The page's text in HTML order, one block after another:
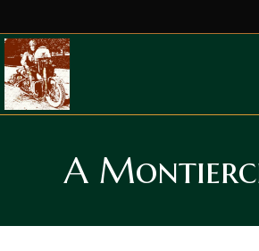
A